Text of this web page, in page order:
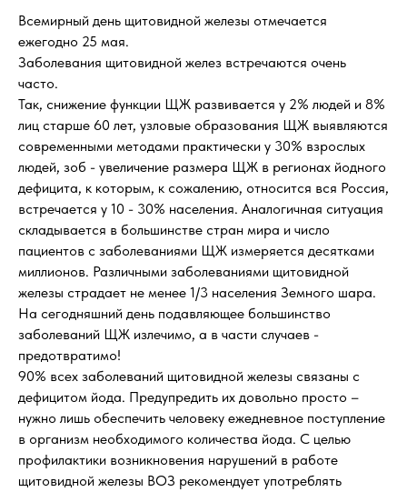
Всемирный день щитовидной железы отмечается
ежегодно 25 мая.
Заболевания щитовидной желез встречаются очень
часто.
Так, снижение функции ЩЖ развивается у 2% людей и 8%
лиц старше 60 лет, узловые образования ЩЖ выявляются
современными методами практически у 30% взрослых
людей, зоб - увеличение размера ЩЖ в регионах йодного
дефицита, к которым, к сожалению, относится вся Россия,
встречается у 10 - 30% населения. Аналогичная ситуация
складывается в большинстве стран мира и число
пациентов с заболеваниями ЩЖ измеряется десятками
миллионов. Различными заболеваниями щитовидной
железы страдает не менее 1/3 населения Земного шара.
На сегодняшний день подавляющее большинство
заболеваний ЩЖ излечимо, а в части случаев -
предотвратимо!
90% всех заболеваний щитовидной железы связаны с
дефицитом йода. Предупредить их довольно просто –
нужно лишь обеспечить человеку ежедневное поступление
в организм необходимого количества йода. С целью
профилактики возникновения нарушений в работе
щитовидной железы ВОЗ рекомендует употреблять